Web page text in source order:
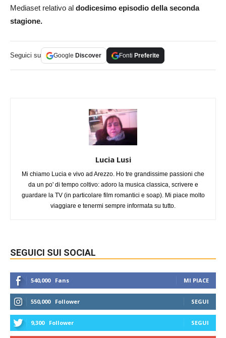
Mediaset relativo al dodicesimo episodio della seconda
stagione.
Seguici su Google Discover Fonti Preferite
Lucia Lusi
Mi chiamo Lucia e vivo ad Arezzo. Ho tre grandissime passioni che
da un po' di tempo coltivo: adoro la musica classica, scrivere e
guardare la TV (in particolare film romantici e soap). Mi piace molto
viaggiare e tenermi sempre informata su tutto.
SEGUICI SUI SOCIAL
540,000 Fans MI PIACE
550,000 Follower SEGUI
9,300 Follower SEGUI